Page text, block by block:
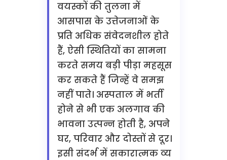
वयस्कों की तुलना में
आसपास के उत्तेजनाओं के
प्रति अधिक संवेदनशील होते
हैं, ऐसी स्थितियों का सामना
करते समय बड़ी पीड़ा महसूस
कर सकते हैं जिन्हें वे समझ
नहीं पाते। अस्पताल में भर्ती
होने से भी एक अलगाव की
भावना उत्पन्न होती है, अपने
घर, परिवार और दोस्तों से दूर।
इसी संदर्भ में सकारात्मक व्य